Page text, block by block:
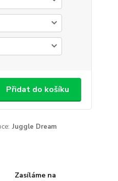
Přidat do košíku
Juggle Dream
Zasíláme na